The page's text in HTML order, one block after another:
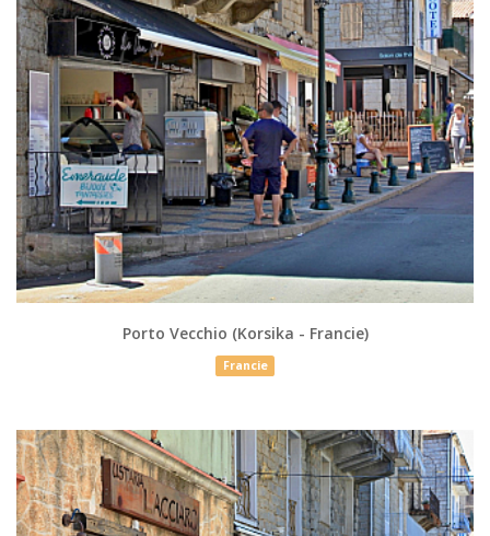
Porto Vecchio (Korsika - Francie)
Francie